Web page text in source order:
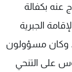
عنه بكفالة
الجبرية
وكان مسؤولون
على التنحي